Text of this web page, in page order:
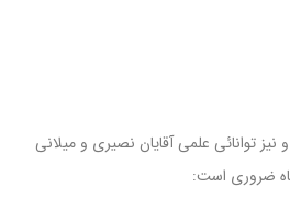
توانائی علمی آقایان نصیری و میلانی
ضروری است: